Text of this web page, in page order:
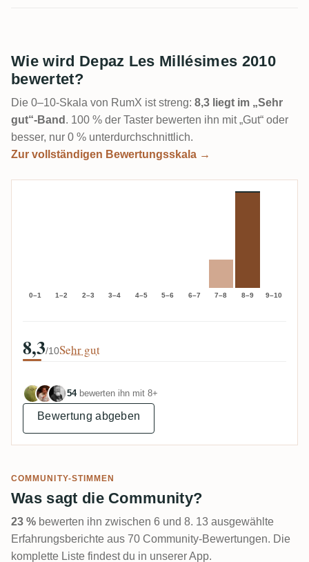
Wie wird Depaz Les Millésimes 2010
bewertet?
Die 0–10-Skala von RumX ist streng: 8,3 liegt im „Sehr
gut“-Band . 100 % der Taster bewerten ihn mit „Gut“ oder
besser, nur 0 % unterdurchschnittlich.
Zur vollständigen Bewertungsskala →
0–1 1–2 2–3 3–4 4–5 5–6 6–7 7–8 8–9 9–10
8,3/10Sehr gut
54bewerten ihn mit 8+
Bewertung abgeben
COMMUNITY-STIMMEN
Was sagt die Community?
23 % bewerten ihn zwischen 6 und 8. 13 ausgewählte
Erfahrungsberichte aus 70 Community-Bewertungen. Die
komplette Liste findest du in unserer App.